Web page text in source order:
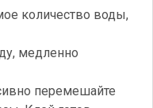
количество воды,
медленно
перемешайте